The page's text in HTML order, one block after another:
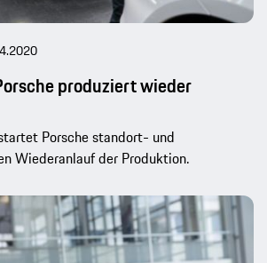
produziert wieder
Porsche standort- und
Wiederanlauf der Produktion.